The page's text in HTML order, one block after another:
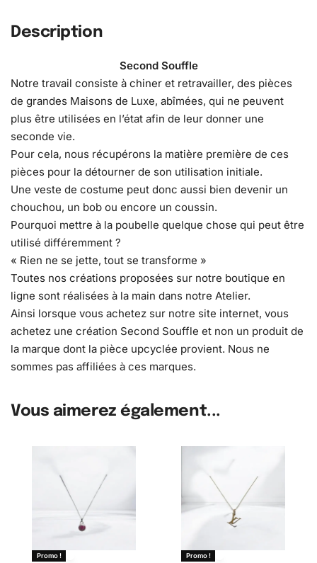
Description
Second Souffle
Notre travail consiste à chiner et retravailler, des pièces
de grandes Maisons de Luxe, abîmées, qui ne peuvent
plus être utilisées en l’état afin de leur donner une
seconde vie.
Pour cela, nous récupérons la matière première de ces
pièces pour la détourner de son utilisation initiale.
Une veste de costume peut donc aussi bien devenir un
chouchou, un bob ou encore un coussin.
Pourquoi mettre à la poubelle quelque chose qui peut être
utilisé différemment ?
« Rien ne se jette, tout se transforme »
Toutes nos créations proposées sur notre boutique en
ligne sont réalisées à la main dans notre Atelier.
Ainsi lorsque vous achetez sur notre site internet, vous
achetez une création Second Souffle et non un produit de
la marque dont la pièce upcyclée provient. Nous ne
sommes pas affiliées à ces marques.
Vous aimerez également...
Promo ! Promo !